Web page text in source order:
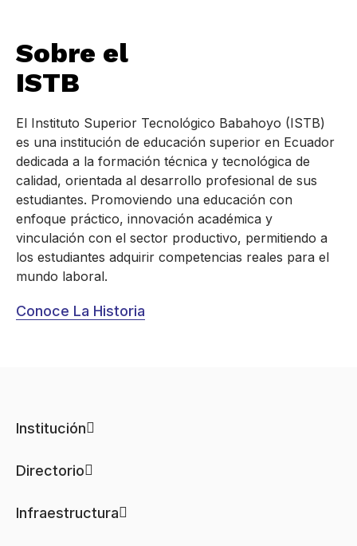
Sobre el
ISTB
El Instituto Superior Tecnológico Babahoyo (ISTB)
es una institución de educación superior en Ecuador
dedicada a la formación técnica y tecnológica de
calidad, orientada al desarrollo profesional de sus
estudiantes. Promoviendo una educación con
enfoque práctico, innovación académica y
vinculación con el sector productivo, permitiendo a
los estudiantes adquirir competencias reales para el
mundo laboral.
Conoce La Historia
Institución
Directorio
Infraestructura